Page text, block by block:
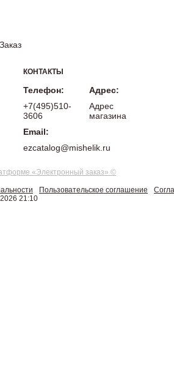
КОНТАКТЫ
Телефон:
+7(495)510-
3606
Email:
ezcatalog@mishelik.ru
Адрес:
Адрес
магазина
«Электронный заказ» ©
Пользовательское соглашение
21:10